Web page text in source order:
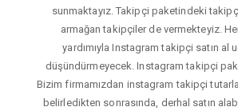
sunmaktayız. Takipçi paketindeki
armağan takipçiler de vermekteyiz.
yardımıyla Instagram takipçi satın al
düşündürmeyecek. Instagram takipçi
Bizim firmamızdan instagram takipçi
belirledikten sonrasında, derhal satın